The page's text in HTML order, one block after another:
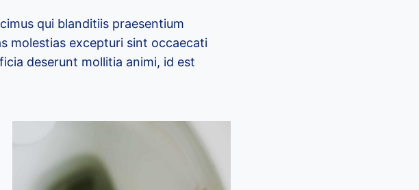
qui blanditiis praesentium
molestias excepturi sint occaecati
deserunt mollitia animi, id est